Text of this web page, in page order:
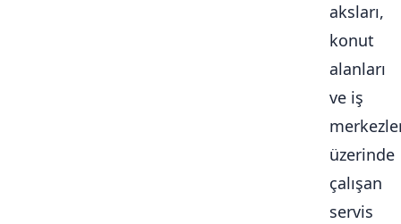
aksları,
konut
alanları
ve iş
üzerinde
çalışan
servis